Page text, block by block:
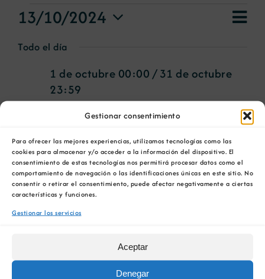
Gestionar consentimiento
Para ofrecer las mejores experiencias, utilizamos tecnologías como las
cookies para almacenar y/o acceder a la información del dispositivo. El
consentimiento de estas tecnologías nos permitirá procesar datos como el
comportamiento de navegación o las identificaciones únicas en este sitio. No
consentir o retirar el consentimiento, puede afectar negativamente a ciertas
características y funciones.
Gestionar los servicios
Aceptar
Denegar
Eventos
en
13
de
octubre
00:00
de
de
Día
13/10/2024
Selecciona
la
fecha.
Todo el día
Curso Teórico de
Intervención de
Incendio en
Túneles
1 de octubre 00:00 /31 de octubre
23:59